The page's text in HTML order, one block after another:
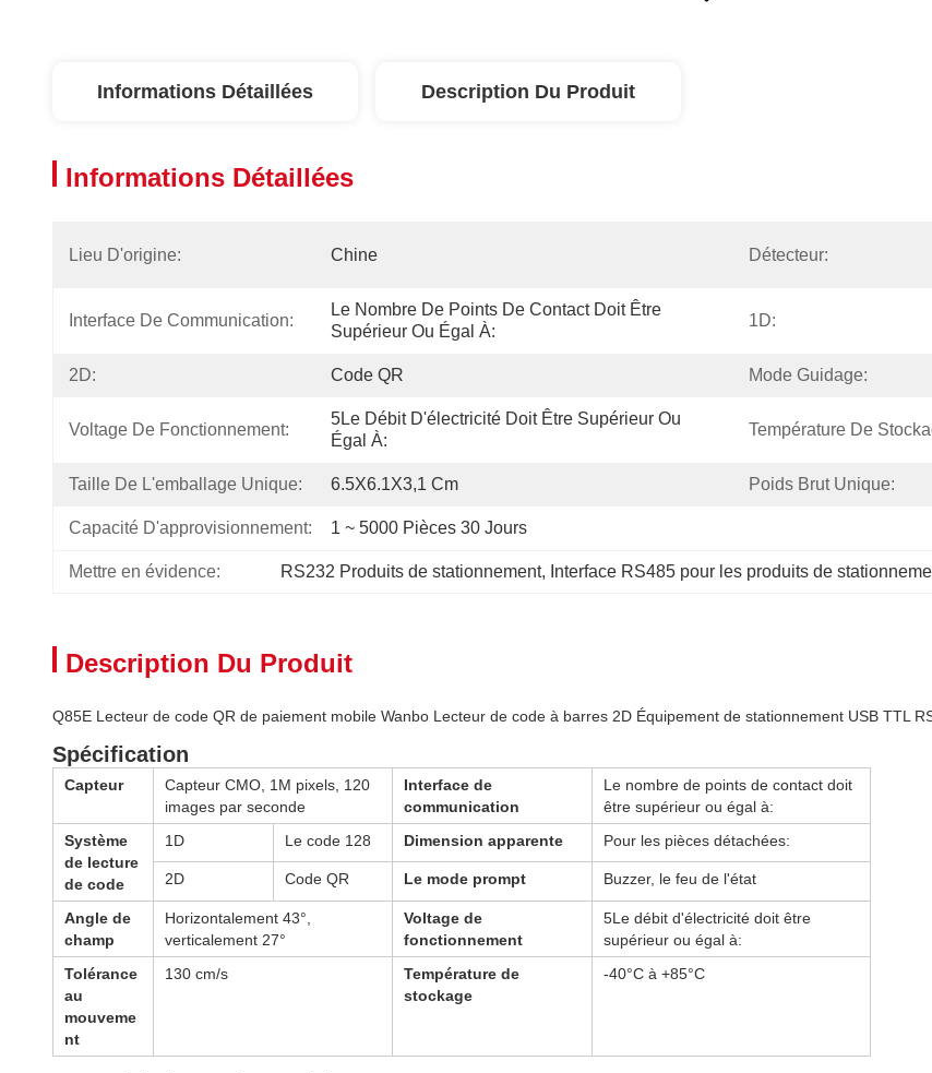
Informations Détaillées Description Du Produit
Informations Détaillées
Lieu D'origine: Chine Détecteur:
Interface De Communication:
Le Nombre De Points De Contact Doit Être
Supérieur Ou Égal À:
1D:
2D: Code QR Mode Guidage:
Voltage De Fonctionnement:
5Le Débit D'électricité Doit Être Supérieur Ou
Égal À:
Température De
Taille De L'emballage Unique: 6.5X6.1X3,1 Cm Poids Brut Unique:
Capacité D'approvisionnement: 1 ~ 5000 Pièces 30 Jours
Mettre en évidence: RS232 Produits de stationnement, Interface RS485 pour les produits de
Description Du Produit
Q85E Lecteur de code QR de paiement mobile Wanbo Lecteur de code à barres 2D Équipement de stationnement USB TTL
Spécification
Capteur
Capteur CMO, 1M pixels, 120
images par seconde
Interface de
communication
Le nombre de points de contact doit
être supérieur ou égal à:
Système
de lecture
de code
1D Le code 128 Dimension apparente Pour les pièces détachées:
2D Code QR Le mode prompt Buzzer, le feu de l'état
Angle de
champ
Horizontalement 43°,
verticalement 27°
Voltage de
fonctionnement
5Le débit d'électricité doit être
supérieur ou égal à:
Tolérance
au
mouveme
nt
130 cm/s
Température de
stockage
-40°C à +85°C